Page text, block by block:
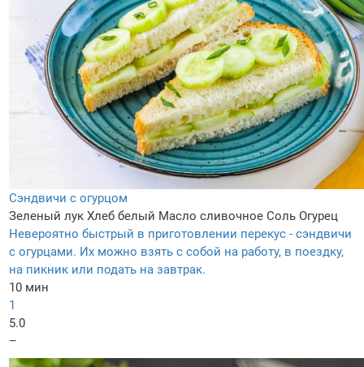
Сэндвичи с огурцом
Зеленый лук Хлеб белый Масло сливочное Соль Огурец
Невероятно быстрый в приготовлении перекус - сэндвичи
с огурцами. Их можно взять с собой на работу, в поездку,
на пикник или подать на завтрак.
10 мин
1
5.0
–